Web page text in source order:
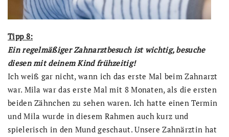
Tipp 8:
Ein regelmäßiger Zahnarztbesuch ist wichtig, besuche
diesen mit deinem Kind frühzeitig!
Ich weiß gar nicht, wann ich das erste Mal beim Zahnarzt
war. Mila war das erste Mal mit 8 Monaten, als die ersten
beiden Zähnchen zu sehen waren. Ich hatte einen Termin
und Mila wurde in diesem Rahmen auch kurz und
spielerisch in den Mund geschaut. Unsere Zahnärztin hat